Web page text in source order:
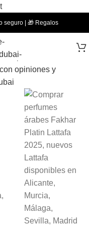
seguro | 🎁 Regalos